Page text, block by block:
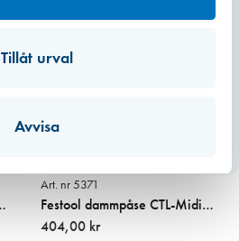
Tillåt urval
Avvisa
Art. nr 5371
Festool dammpåse CTL-Midi
5st/fp
404,00 kr